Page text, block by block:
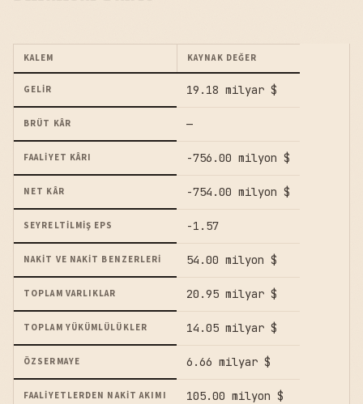
KALEM KAYNAK DEĞER
GELIR 19.18 milyar $
BRÜT KÂR —
FAALIYET KÂRI -756.00 milyon $
NET KÂR -754.00 milyon $
SEYRELTILMIŞ EPS -1.57
NAKIT VE NAKIT BENZERLERI 54.00 milyon $
TOPLAM VARLIKLAR 20.95 milyar $
TOPLAM YÜKÜMLÜLÜKLER 14.05 milyar $
ÖZSERMAYE 6.66 milyar $
FAALIYETLERDEN NAKIT AKIMI 105.00 milyon $